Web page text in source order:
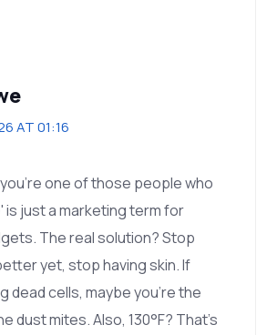
AT 01:16
one of those people who
is just a marketing term for
The real solution? Stop
yet, stop having skin. If
dead cells, maybe you're the
dust mites. Also, 130°F? That's